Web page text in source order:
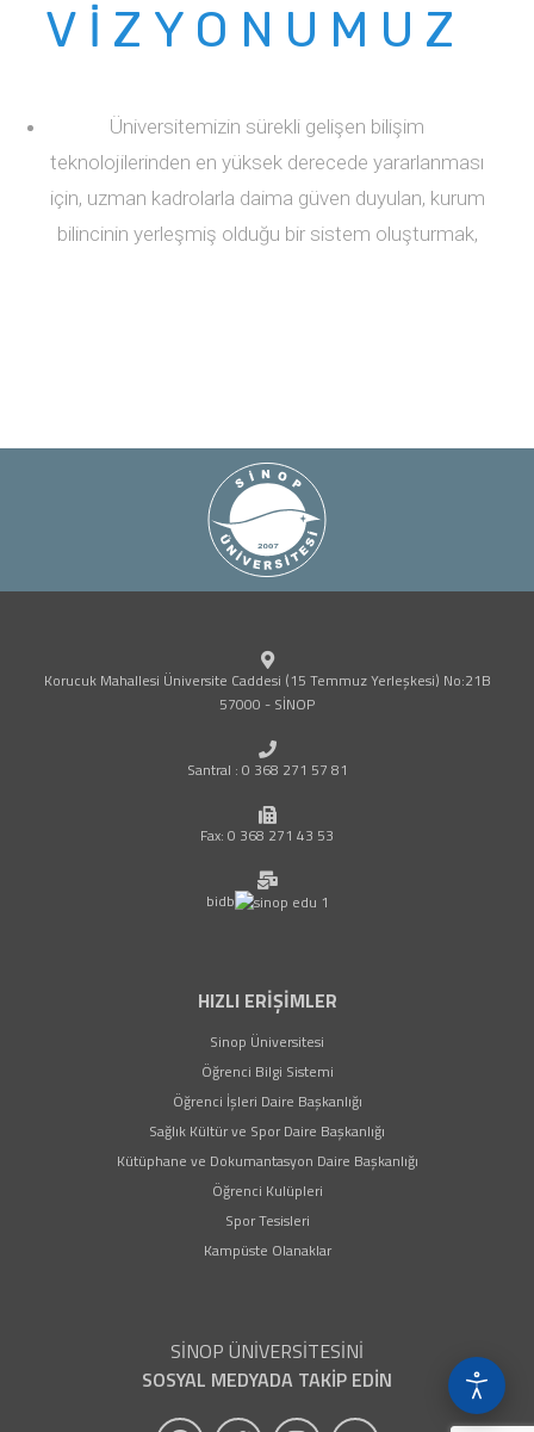
VİZYONUMUZ
Üniversitemizin sürekli gelişen bilişim
teknolojilerinden en yüksek derecede yararlanması
için, uzman kadrolarla daima güven duyulan, kurum
bilincinin yerleşmiş olduğu bir sistem oluşturmak,
Korucuk Mahallesi Üniversite Caddesi (15 Temmuz Yerleşkesi) No:21B
57000 - SİNOP
Santral : 0 368 271 57 81
Fax: 0 368 271 43 53
bidb
HIZLI ERİŞİMLER
Sinop Üniversitesi
Öğrenci Bilgi Sistemi(yeni sekmede açılır)
Öğrenci İşleri Daire Başkanlığı(yeni sekmede açılır)
Sağlık Kültür ve Spor Daire Başkanlığı
Kütüphane ve Dokumantasyon Daire Başkanlığı(yeni sekmede
Öğrenci Kulüpleri(yeni sekmede açılır)
Spor Tesisleri(yeni sekmede açılır)
Kampüste Olanaklar(yeni sekmede açılır)
SİNOP ÜNİVERSİTESİNİ
SOSYAL MEDYADA TAKİP EDİN